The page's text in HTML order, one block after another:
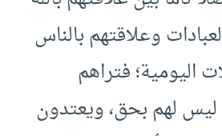
وعلاقتهم بالناس
اليومية؛ فتراهم
لهم بحق، ويعتدون